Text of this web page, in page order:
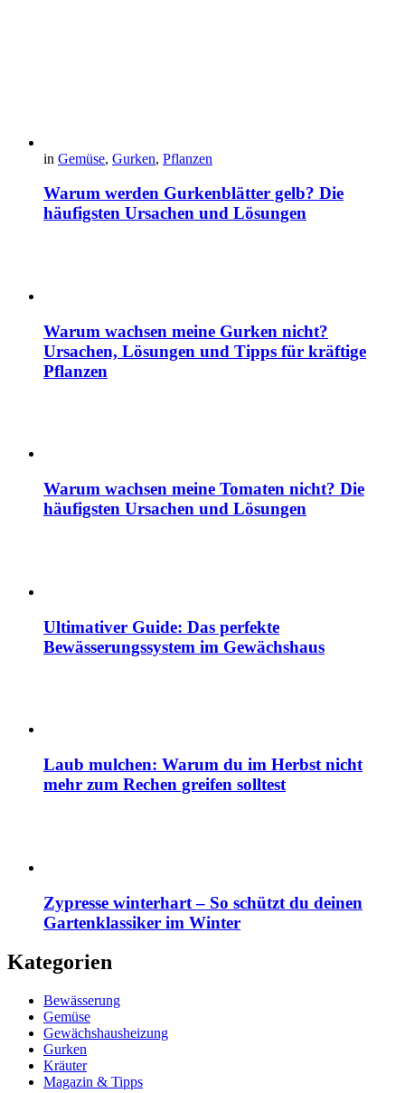
in Gemüse, Gurken, Pflanzen
Warum werden Gurkenblätter gelb? Die
häufigsten Ursachen und Lösungen
Warum wachsen meine Gurken nicht?
Ursachen, Lösungen und Tipps für kräftige
Pflanzen
Warum wachsen meine Tomaten nicht? Die
häufigsten Ursachen und Lösungen
Ultimativer Guide: Das perfekte
Bewässerungssystem im Gewächshaus
Laub mulchen: Warum du im Herbst nicht
mehr zum Rechen greifen solltest
Zypresse winterhart – So schützt du deinen
Gartenklassiker im Winter
Kategorien
Bewässerung
Gemüse
Gewächshausheizung
Gurken
Kräuter
Magazin & Tipps